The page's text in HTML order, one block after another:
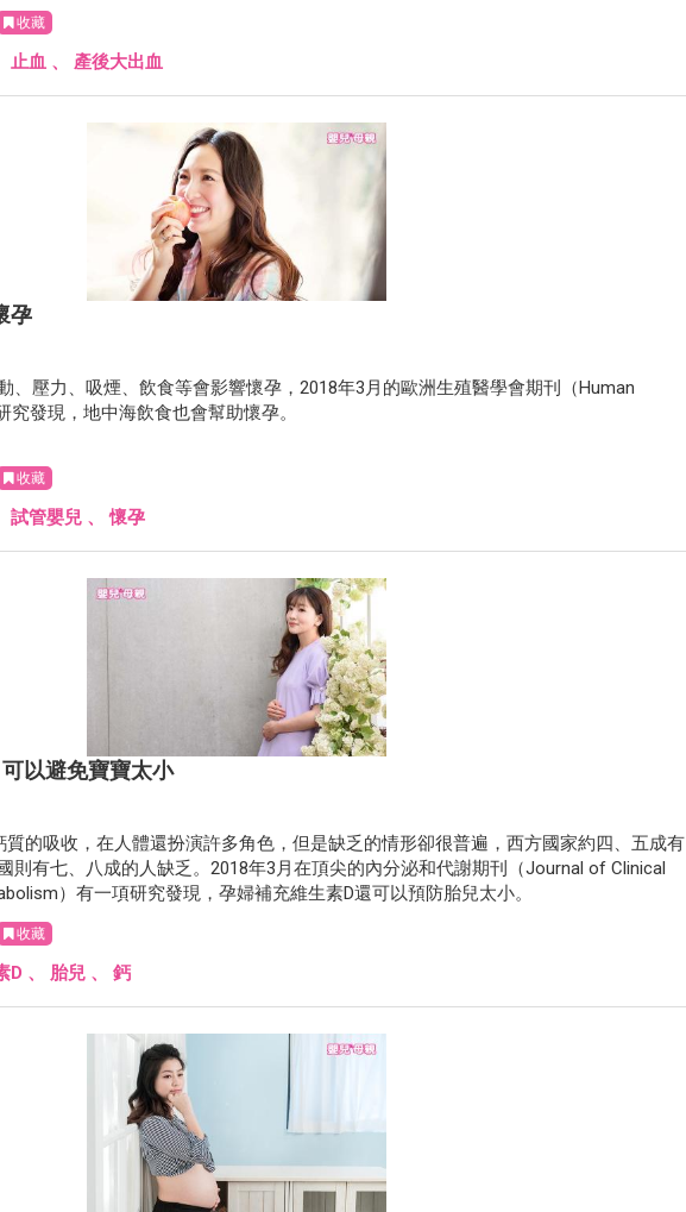
收藏
止血 、 產後大出血
孕
、壓力、吸煙、飲食等會影響懷孕，2018年3月的歐洲生殖醫學會期刊（Human
究發現，地中海飲食也會幫助懷孕。
收藏
試管嬰兒 、懷孕
以避免寶寶太小
質的吸收，在人體還扮演許多角色，但是缺乏的情形卻很普遍，西方國家約四、五成有
則有七、八成的人缺乏。2018年3月在頂尖的內分泌和代謝期刊（Journal of Clinical
）有一項研究發現，孕婦補充維生素D還可以預防胎兒太小。
收藏
D 、 胎兒 、 鈣